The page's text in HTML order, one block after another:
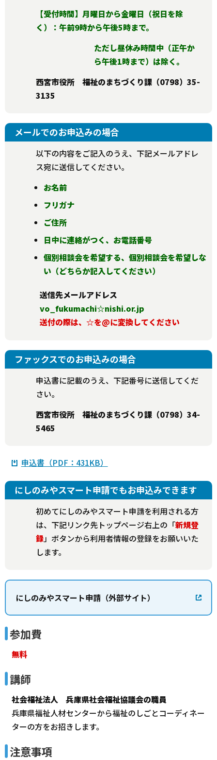
【受付時間】月曜日から金曜日（祝日を除
く）：午前9時から午後5時まで。
ただし昼休み時間中（正午か
ら午後1時まで）は除く。
西宮市役所 福祉のまちづくり課（0798）35-
3135
メールでのお申込みの場合
以下の内容をご記入のうえ、下記メールアドレ
ス宛に送信してください。
お名前
フリガナ
ご住所
日中に連絡がつく、お電話番号
個別相談会を希望する、個別相談会を希望しな
い（どちらか記入してください）
送信先メールアドレス
vo_fukumachi☆nishi.or.jp
送付の際は、☆を@に変換してください
ファックスでのお申込みの場合
申込書に記載のうえ、下記番号に送信してくだ
さい。
西宮市役所 福祉のまちづくり課（0798）34-
5465
申込書（PDF：431KB）
にしのみやスマート申請でもお申込みできます
初めてにしのみやスマート申請を利用される方
は、下記リンク先トップページ右上の「新規登
録」ボタンから利用者情報の登録をお願いいた
します。
にしのみやスマート申請（外部サイト）
参加費
無料
講師
社会福祉法人 兵庫県社会福祉協議会の職員
兵庫県福祉人材センターから福祉のしごとコーディネー
ターの方をお招きします。
注意事項